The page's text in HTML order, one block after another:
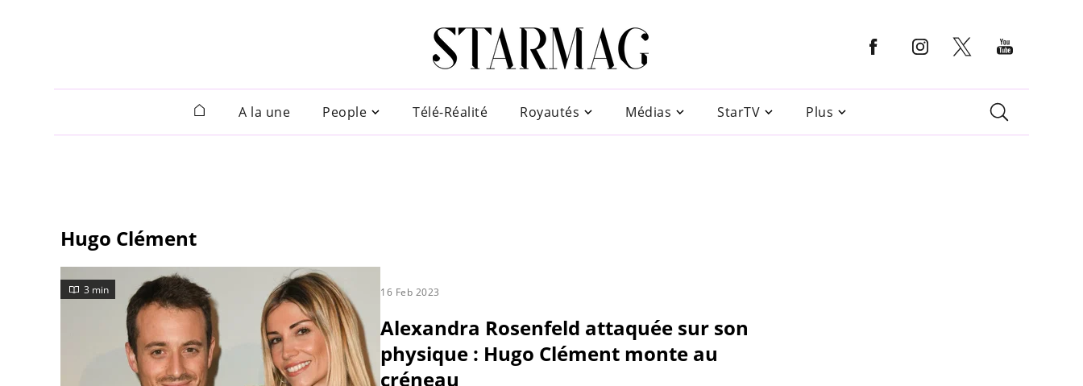
A la une People Télé-Réalité Royautés Médias StarTV Plus
Hugo Clément
3 min 16 Feb 2023
Alexandra Rosenfeld attaquée sur son
physique : Hugo Clément monte au
créneau